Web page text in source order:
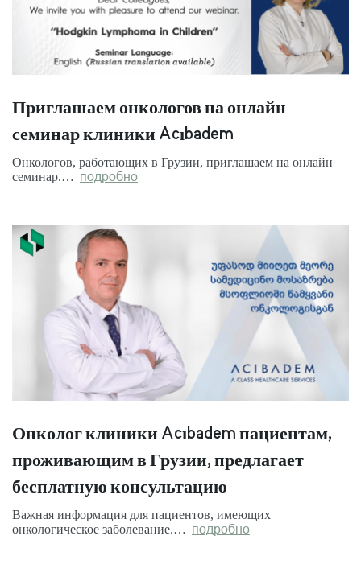
Приглашаем онкологов на онлайн
семинар клиники Acıbadem
Онкологов, работающих в Грузии, приглашаем на онлайн
семинар.… подробно
Онколог клиники Acıbadem пациентам,
проживающим в Грузии, предлагает
бесплатную консультацию
Важная информация для пациентов, имеющих
онкологическое заболевание.… подробно